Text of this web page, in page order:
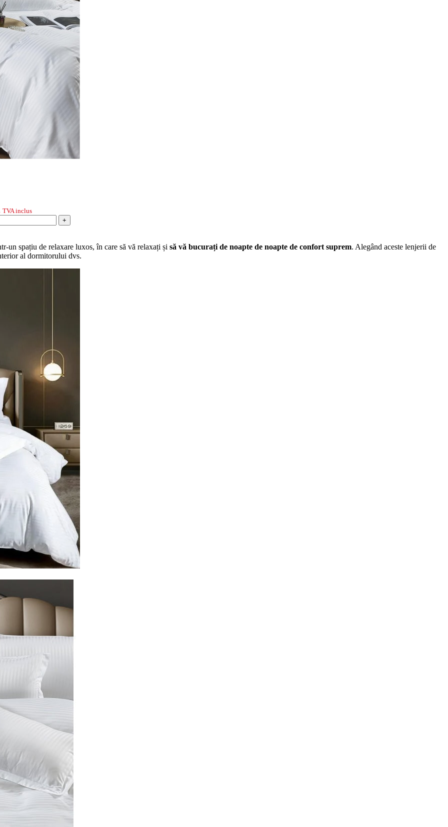
TVA inclus
+
un spațiu de relaxare luxos, în care să vă relaxați și să vă bucurați de noapte de noapte de confort suprem. Alegând aceste lenjerii de
al dormitorului dvs.